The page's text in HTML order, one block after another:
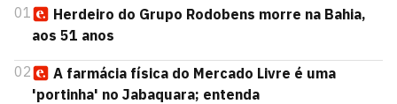
01
Herdeiro do Grupo Rodobens morre na Bahia,
aos 51 anos
02
A farmácia física do Mercado Livre é uma
'portinha' no Jabaquara; entenda